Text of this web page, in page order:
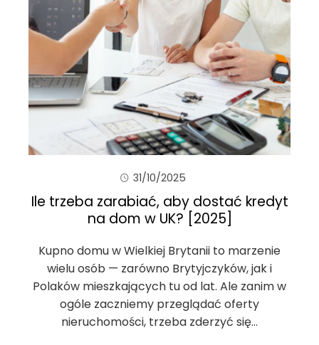
31/10/2025
Ile trzeba zarabiać, aby dostać kredyt
na dom w UK? [2025]
Kupno domu w Wielkiej Brytanii to marzenie
wielu osób — zarówno Brytyjczyków, jak i
Polaków mieszkających tu od lat. Ale zanim w
ogóle zaczniemy przeglądać oferty
nieruchomości, trzeba zderzyć się…